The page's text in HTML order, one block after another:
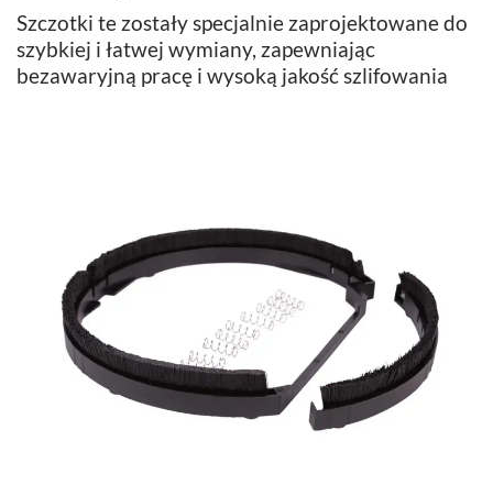
Szczotki te zostały specjalnie zaprojektowane do
szybkiej i łatwej wymiany, zapewniając
bezawaryjną pracę i wysoką jakość szlifowania